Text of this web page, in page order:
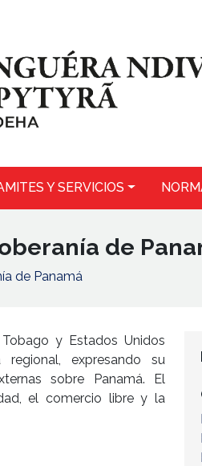
Y SERVICIOS
de
de Panamá
y Estados Unidos
expresando su
sobre Panamá. El
el comercio libre y la